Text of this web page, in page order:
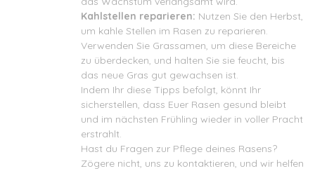
Kahlstellen reparieren: Nutzen Sie den Herbst,
um kahle Stellen im Rasen zu reparieren.
Verwenden Sie Grassamen, um diese Bereiche
zu überdecken, und halten Sie sie feucht, bis
das neue Gras gut gewachsen ist.
Indem Ihr diese Tipps befolgt, könnt Ihr
sicherstellen, dass Euer Rasen gesund bleibt
und im nächsten Frühling wieder in voller Pracht
erstrahlt.
Hast du Fragen zur Pflege deines Rasens?
Zögere nicht, uns zu kontaktieren, und wir helfen